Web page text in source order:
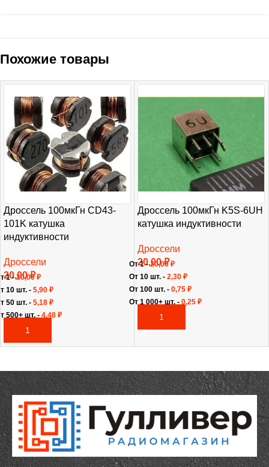
Похожие товары
Дроссель 100мкГн CD43-
101K катушка
индуктивности
Дроссели
20,00₽
В КОРЗИНУ
1 -20,00₽
10 шт. - 5,90 ₽
50 шт. - 5,18 ₽
500+ шт. - 4,48 ₽
Дроссель 100мкГн K5S-6UH
катушка индуктивности
Дроссели
20,00₽
В КОРЗИНУ
От 1 -20,00₽
От 10 шт. - 2,30 ₽
От 100 шт. - 0,75 ₽
От 1 000+ шт. - 0,25 ₽